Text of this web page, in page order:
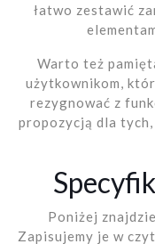
łatwo zestawić
Warto też
użytkownikom,
rezygnować z
propozycją dla
Poniżej
Zapisujemy je w